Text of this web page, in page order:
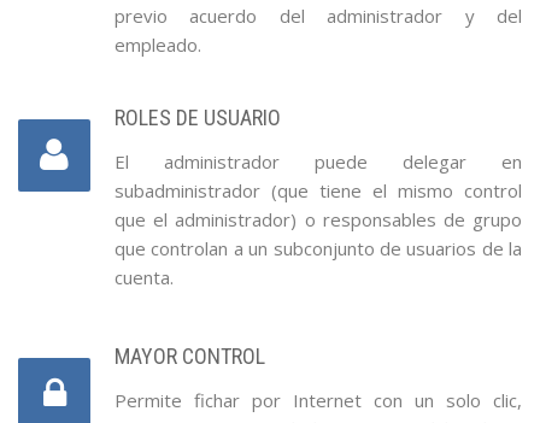
previo acuerdo del administrador y del
empleado.
ROLES DE USUARIO
El administrador puede delegar en
subadministrador (que tiene el mismo control
que el administrador) o responsables de grupo
que controlan a un subconjunto de usuarios de la
cuenta.
MAYOR CONTROL
Permite fichar por Internet con un solo clic,